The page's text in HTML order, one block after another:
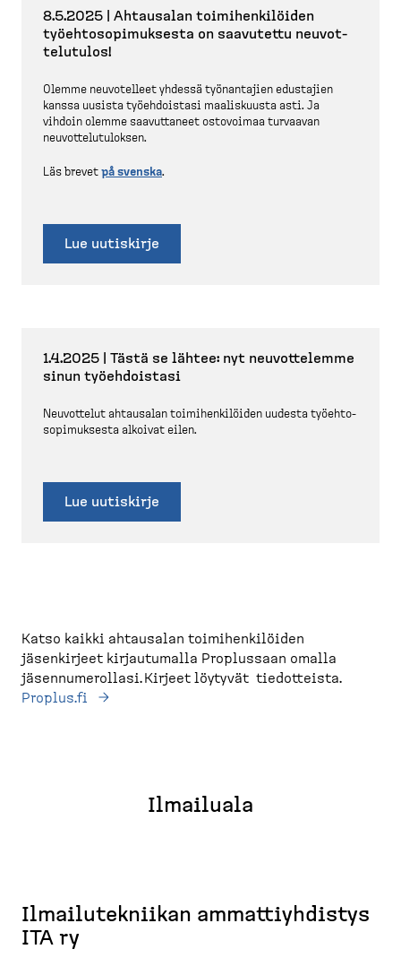
8.5.2025 | Ahtausalan toimihen­ki­löiden
työehto­so­pi­muksesta on saavutettu neuvot­
te­lutulos!
Olemme neuvotelleet yhdessä työnan­tajien edustajien
kanssa uusista työehdoistasi maalis­kuusta asti. Ja
vihdoin olemme saavut­taneet ostovoimaa turvaavan
neuvot­te­lu­tu­loksen.
Läs brevet på svenska.
Lue uutiskirje
1.4.2025 | Tästä se lähtee: nyt neuvot­telemme
sinun työehdoistasi
Neuvottelut ahtausalan toimihen­ki­löiden uudesta työehto­
so­pi­muksesta alkoivat eilen.
Lue uutiskirje
Katso kaikki ahtausalan toimihenkilöiden
jäsenkirjeet kirjautumalla Proplussaan omalla
jäsennumerollasi. Kirjeet löytyvät tiedotteista.
Proplus.fi
Ilmailuala
Ilmailutekniikan ammattiyhdistys
ITA ry